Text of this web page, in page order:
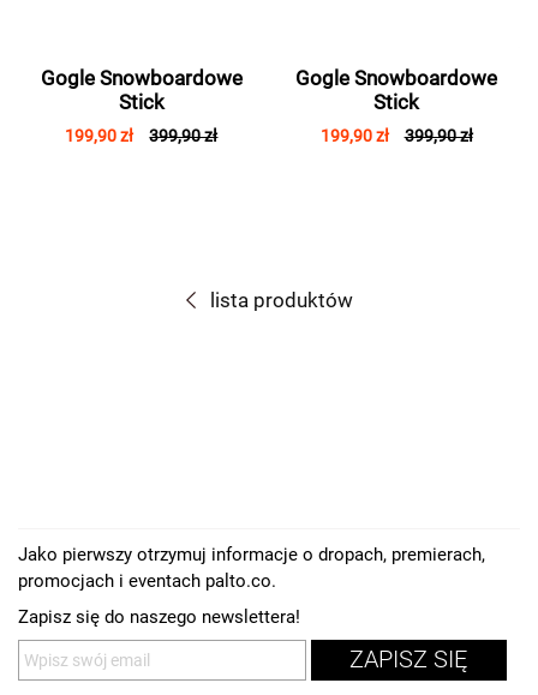
Gogle Snowboardowe
Stick
199,90 zł 399,90 zł
Gogle Snowboardowe
Stick
199,90 zł 399,90 zł
lista produktów
Jako pierwszy otrzymuj informacje o dropach, premierach,
promocjach i eventach palto.co.
Zapisz się do naszego newslettera!
ZAPISZ SIĘ